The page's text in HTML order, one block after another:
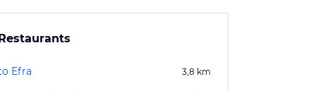
Efra 3,8 km